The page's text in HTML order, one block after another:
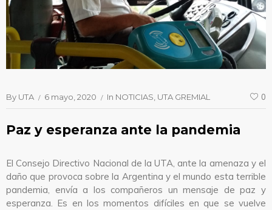
By UTA 6 mayo, 2020 In NOTICIAS UTA GREMIAL 0
Paz y esperanza ante la pandemia
El Consejo Directivo Nacional de la UTA, ante la amenaza y el
daño que provoca sobre la Argentina y el mundo esta terrible
pandemia, envía a los compañeros un mensaje de paz y
esperanza. Es en los momentos difíciles en que se vuelve